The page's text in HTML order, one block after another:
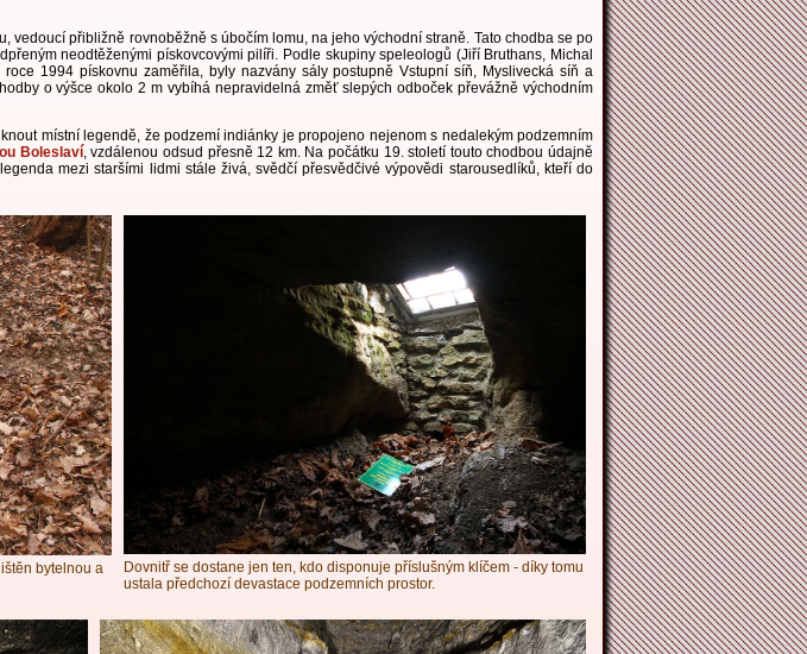
vedoucí přibližně rovnoběžně s úbočím lomu, na jeho východní straně. Tato chodba se po
neodtěženými pískovcovými pilíři. Podle skupiny speleologů (Jiří Bruthans, Michal
1994 pískovnu zaměřila, byly nazvány sály postupně Vstupní síň, Myslivecká síň a
o výšce okolo 2 m vybíhá nepravidelná změť slepých odboček převážně východním
místní legendě, že podzemí indiánky je propojeno nejenom s nedalekým podzemním
Boleslaví, vzdálenou odsud přesně 12 km. Na počátku 19. století touto chodbou údajně
mezi staršími lidmi stále živá, svědčí přesvědčivé výpovědi starousedlíků, kteří do
bytelnou a
Dovnitř se dostane jen ten, kdo disponuje příslušným klíčem - díky tomu
ustala předchozí devastace podzemních prostor.